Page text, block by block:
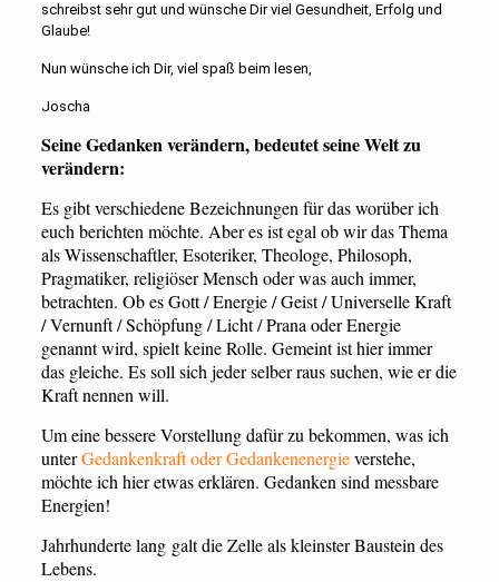
schreibst sehr gut und wünsche Dir viel Gesundheit, Erfolg und
Glaube!
Nun wünsche ich Dir, viel spaß beim lesen,
Joscha
Seine Gedanken verändern, bedeutet seine Welt zu
verändern:
Es gibt verschiedene Bezeichnungen für das worüber ich
euch berichten möchte. Aber es ist egal ob wir das Thema
als Wissenschaftler, Esoteriker, Theologe, Philosoph,
Pragmatiker, religiöser Mensch oder was auch immer,
betrachten. Ob es Gott / Energie / Geist / Universelle Kraft
/ Vernunft / Schöpfung / Licht / Prana oder Energie
genannt wird, spielt keine Rolle. Gemeint ist hier immer
das gleiche. Es soll sich jeder selber raus suchen, wie er die
Kraft nennen will.
Um eine bessere Vorstellung dafür zu bekommen, was ich
unterGedankenkraft oder Gedankenenergieverstehe,
möchte ich hier etwas erklären. Gedanken sind messbare
Energien!
Jahrhunderte lang galt die Zelle als kleinster Baustein des
Lebens.